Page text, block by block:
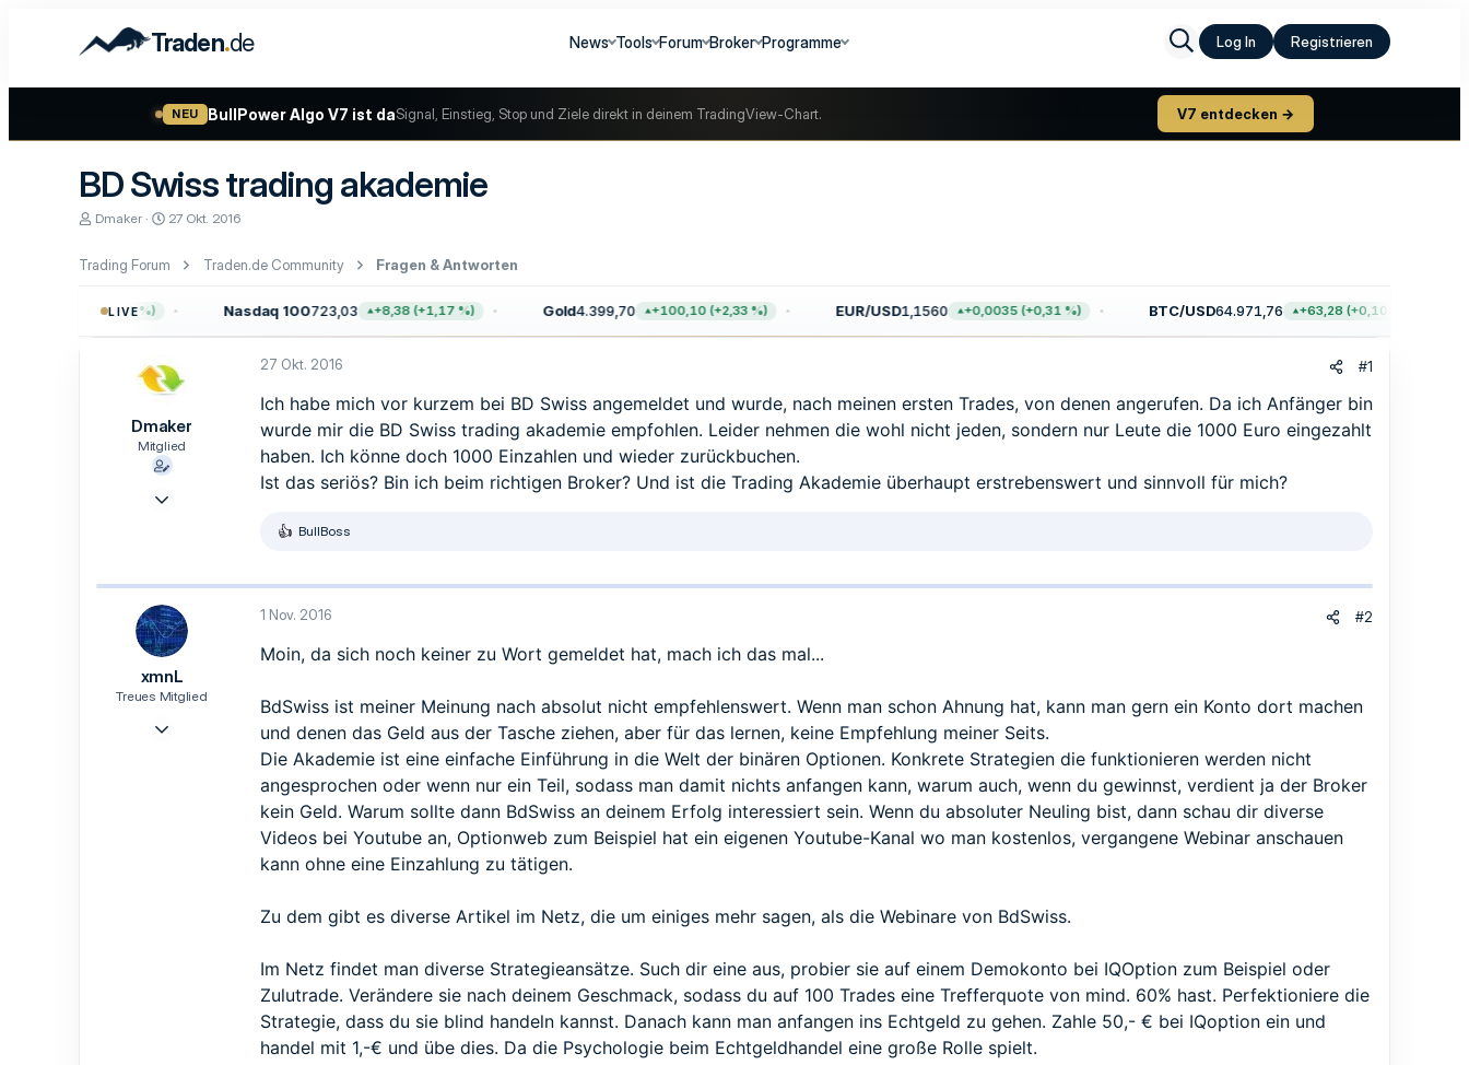
Traden.de News Tools Forum Broker Programme Log In Registrieren
NEU BullPower Algo V7 ist daSignal, Einstieg, Stop und Ziele direkt in deinem TradingView-Chart. V7 entdecken →
BD Swiss trading akademie
E
t
e
Dmaker
E
t
t
m
27 Okt. 2016
Trading Forum Traden.de Community Fragen & Antworten
LIVE
+47,68 (+0,62 %) Nasdaq 100 723,03 +8,38 (+1,17 %) Gold4.399,70 +100,10 (+2,33 %) EUR/USD1,1560 +0,0035 (+0,31 %) BTC/USD64.971,76 +63,28 (+0,10 %)
Dmaker
Mitglied
27 Okt. 2016 #1
Ich habe mich vor kurzem bei BD Swiss angemeldet und wurde, nach meinen ersten Trades, von denen angerufen. Da ich Anfänger bin
wurde mir die BD Swiss trading akademie empfohlen. Leider nehmen die wohl nicht jeden, sondern nur Leute die 1000 Euro eingezahlt
haben. Ich könne doch 1000 Einzahlen und wieder zurückbuchen.
Ist das seriös? Bin ich beim richtigen Broker? Und ist die Trading Akademie überhaupt erstrebenswert und sinnvoll für mich?
R
k
t
i
n
:
BullBoss
xmnL
Treues Mitglied
1 Nov. 2016 #2
Moin, da sich noch keiner zu Wort gemeldet hat, mach ich das mal...
BdSwiss ist meiner Meinung nach absolut nicht empfehlenswert. Wenn man schon Ahnung hat, kann man gern ein Konto dort machen
und denen das Geld aus der Tasche ziehen, aber für das lernen, keine Empfehlung meiner Seits.
Die Akademie ist eine einfache Einführung in die Welt der binären Optionen. Konkrete Strategien die funktionieren werden nicht
angesprochen oder wenn nur ein Teil, sodass man damit nichts anfangen kann, warum auch, wenn du gewinnst, verdient ja der Broker
kein Geld. Warum sollte dann BdSwiss an deinem Erfolg interessiert sein. Wenn du absoluter Neuling bist, dann schau dir diverse
Videos bei Youtube an, Optionweb zum Beispiel hat ein eigenen Youtube-Kanal wo man kostenlos, vergangene Webinar anschauen
kann ohne eine Einzahlung zu tätigen.
Zu dem gibt es diverse Artikel im Netz, die um einiges mehr sagen, als die Webinare von BdSwiss.
Im Netz findet man diverse Strategieansätze. Such dir eine aus, probier sie auf einem Demokonto bei IQOption zum Beispiel oder
Zulutrade. Verändere sie nach deinem Geschmack, sodass du auf 100 Trades eine Trefferquote von mind. 60% hast. Perfektioniere die
Strategie, dass du sie blind handeln kannst. Danach kann man anfangen ins Echtgeld zu gehen. Zahle 50,- € bei IQoption ein und
handel mit 1,-€ und übe dies. Da die Psychologie beim Echtgeldhandel eine große Rolle spielt.